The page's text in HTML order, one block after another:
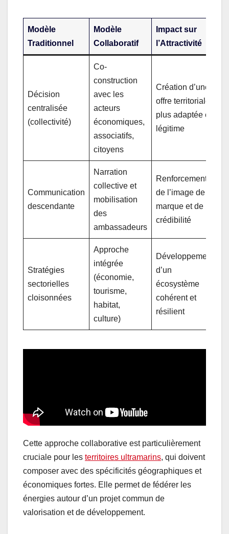
Modèle
Traditionnel
Modèle
Collaboratif
Impact sur
l’Attractivité
Décision
centralisée
(collectivité)
Co-
construction
avec les
acteurs
économiques,
associatifs,
citoyens
Création d’une
offre territoriale
plus adaptée et
légitime
Communication
descendante
Narration
collective et
mobilisation
des
ambassadeurs
Renforcement
de l’image de
marque et de la
crédibilité
Stratégies
sectorielles
cloisonnées
Approche
intégrée
(économie,
tourisme,
habitat,
culture)
Développement
d’un
écosystème
cohérent et
résilient
Cette approche collaborative est particulièrement
cruciale pour les territoires ultramarins, qui doivent
composer avec des spécificités géographiques et
économiques fortes. Elle permet de fédérer les
énergies autour d’un projet commun de
valorisation et de développement.